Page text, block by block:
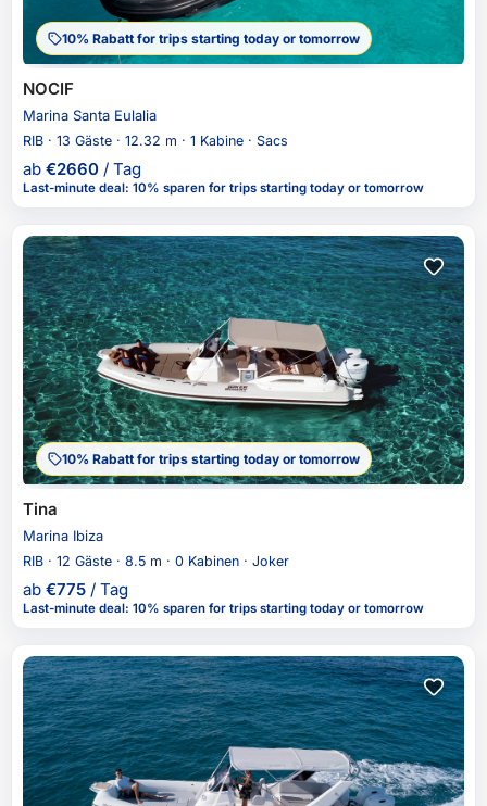
10% Rabatt for trips starting today or tomorrow
NOCIF
Marina Santa Eulalia
RIB · 13 Gäste · 12.32 m · 1 Kabine · Sacs
ab €2660 / Tag
Last-minute deal: 10% sparen for trips starting today or tomorrow
10% Rabatt for trips starting today or tomorrow
Tina
Marina Ibiza
RIB · 12 Gäste · 8.5 m · 0 Kabinen · Joker
ab €775 / Tag
Last-minute deal: 10% sparen for trips starting today or tomorrow